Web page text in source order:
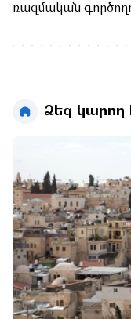
ռազմական
Ձեզ կարող